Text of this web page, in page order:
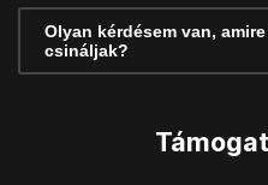
Olyan kérdésem van,
csináljak?